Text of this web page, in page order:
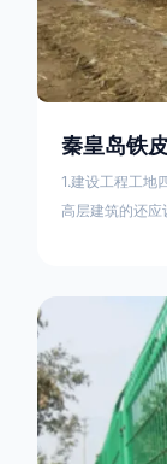
秦皇岛铁
1.建设工程工地
高层建筑的还应
料应保证围栏
进度分段设置
位不得在工地围